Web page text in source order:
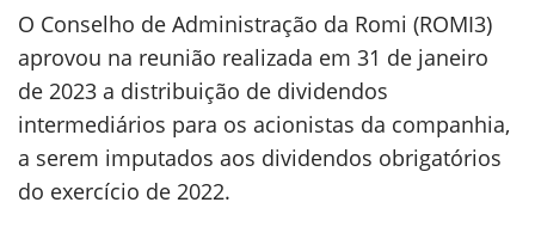
O Conselho de Administração da Romi (ROMI3)
aprovou na reunião realizada em 31 de janeiro
de 2023 a distribuição de dividendos
intermediários para os acionistas da companhia,
a serem imputados aos dividendos obrigatórios
do exercício de 2022.